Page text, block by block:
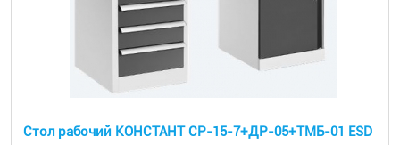
Стол рабочий КОНСТАНТ СР-15-7+ДР-05+ТМБ-01 ESD